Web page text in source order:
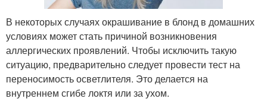
В некоторых случаях окрашивание в блонд в домашних
условиях может стать причиной возникновения
аллергических проявлений. Чтобы исключить такую
ситуацию, предварительно следует провести тест на
переносимость осветлителя. Это делается на
внутреннем сгибе локтя или за ухом.